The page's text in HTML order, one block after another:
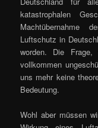
katastrophalen
Machtübernahme
Luftschutz in
worden. Die
vollkommen
uns mehr keine
Bedeutung.
Wohl aber müssen